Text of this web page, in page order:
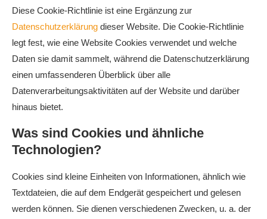
Diese Cookie-Richtlinie ist eine Ergänzung zur
Datenschutzerklärung dieser Website. Die Cookie-Richtlinie
legt fest, wie eine Website Cookies verwendet und welche
Daten sie damit sammelt, während die Datenschutzerklärung
einen umfassenderen Überblick über alle
Datenverarbeitungsaktivitäten auf der Website und darüber
hinaus bietet.
Was sind Cookies und ähnliche
Technologien?
Cookies sind kleine Einheiten von Informationen, ähnlich wie
Textdateien, die auf dem Endgerät gespeichert und gelesen
werden können. Sie dienen verschiedenen Zwecken, u. a. der